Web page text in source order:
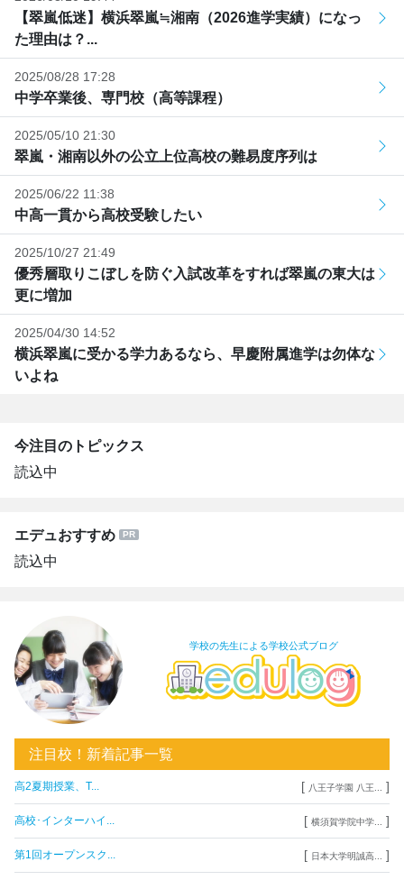
【翠嵐低迷】横浜翠嵐≒湘南（2026進学実績）になっ
た理由は？...
2025/08/28 17:28
中学卒業後、専門校（高等課程）
2025/05/10 21:30
翠嵐・湘南以外の公立上位高校の難易度序列は
2025/06/22 11:38
中高一貫から高校受験したい
2025/10/27 21:49
優秀層取りこぼしを防ぐ入試改革をすれば翠嵐の東大は
更に増加
2025/04/30 14:52
横浜翠嵐に受かる学力あるなら、早慶附属進学は勿体な
いよね
今注目のトピックス
読込中
エデュおすすめ
読込中
学校の先生による学校公式ブログ
注目校！新着記事一覧
高2夏期授業、T... [ 八王子学園 八王... ]
高校･インターハイ... [ 横須賀学院中学... ]
第1回オープンスク... [ 日本大学明誠高... ]